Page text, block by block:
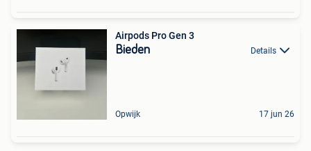
Airpods Pro Gen 3
Bieden Details
Opwijk 17 jun 26